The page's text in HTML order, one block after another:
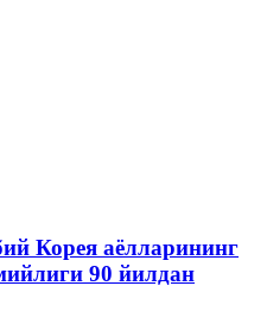
Корея аёлларининг
90 йилдан